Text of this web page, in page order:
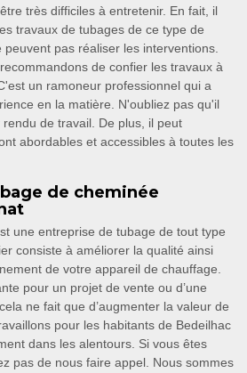
très difficiles à entretenir. En fait, il
travaux de tubages de ce type de
pas réaliser les interventions.
de confier les travaux à
un ramoneur professionnel qui a
en la matière. N'oubliez pas qu'il
de travail. De plus, il peut
abordables et accessibles à toutes les
de cheminée
une entreprise de tubage de tout type
consiste à améliorer la qualité ainsi
de votre appareil de chauffage.
pour un projet de vente ou d’une
ne fait que d’augmenter la valeur de
pour les habitants de Bedeilhac
dans les alentours. Si vous êtes
pas de nous faire appel. Nous sommes